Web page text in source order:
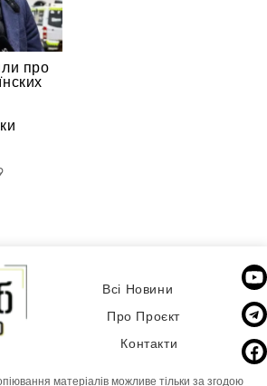
про
Всі Новини
Про Проєкт
Контакти
матеріалів можливе тільки за згодою